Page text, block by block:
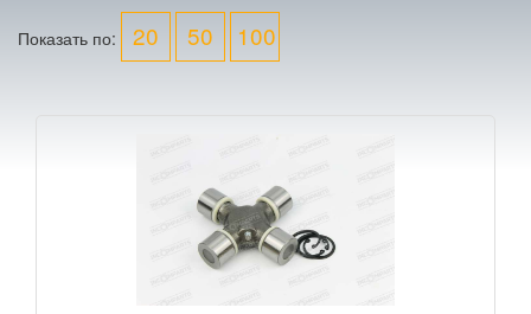
Показать по: 20 50 100